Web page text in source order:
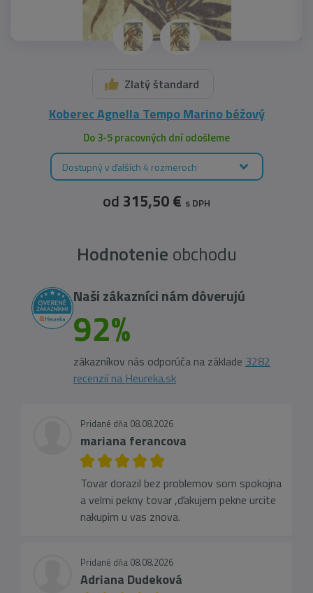
Zlatý štandard
Koberec Agnella Tempo Marino béžový
Do 3-5 pracovných dní odošleme
Dostupný v ďalších 4 rozmeroch
od 315,50 € s DPH
Hodnotenie obchodu
Naši zákazníci nám dôverujú
92%
zákazníkov nás odporúča na základe 3282
recenzií na Heureka.sk
Pridané dňa 08.08.2026
mariana ferancova
Tovar dorazil bez problemov som spokojna
a velmi pekny tovar ,ďakujem pekne urcite
nakupim u vas znova.
Pridané dňa 08.08.2026
Adriana Dudeková